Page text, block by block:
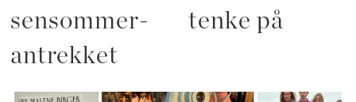
sensommer-
antrekket
tenke på